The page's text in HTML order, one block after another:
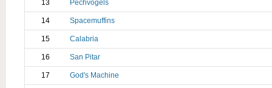
13 Pechvogels
14 Spacemuffins
15 Calabria
16 San Pitar
17 God's Machine